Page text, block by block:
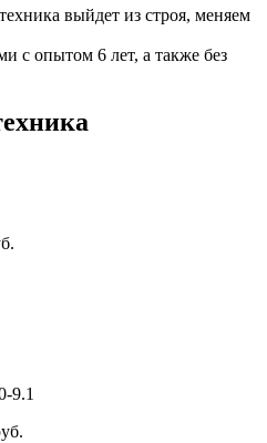
выйдет из строя, меняем
с опытом 6 лет, а также без
9.1